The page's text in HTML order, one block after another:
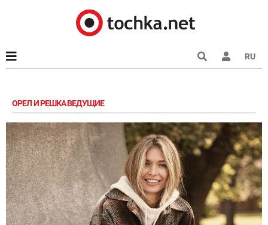
RU
ОРЕЛ И РЕШКА ВЕДУЩИЕ